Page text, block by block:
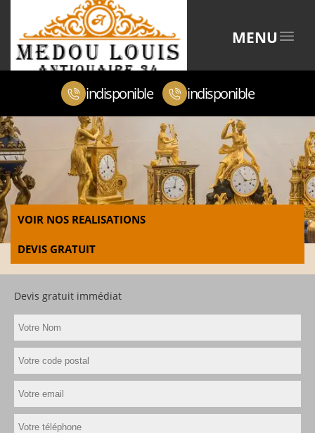
MENU
indisponible indisponible
VOIR NOS REALISATIONS
DEVIS GRATUIT
Devis gratuit immédiat